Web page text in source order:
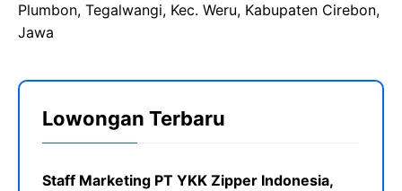
Plumbon, Tegalwangi, Kec. Weru, Kabupaten Cirebon,
Jawa
Lowongan Terbaru
Staff Marketing PT YKK Zipper Indonesia,